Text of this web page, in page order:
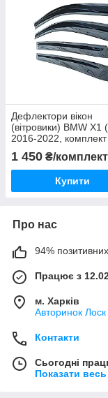
Дефлектори вікон
(вітровики) BMW X1
2016-2022, комплект
1 450 ₴/комплект
Купити
Про нас
94% позитивних
Працює з
м. Харків
Авторинок
Контакти
Сьогодні
Показати